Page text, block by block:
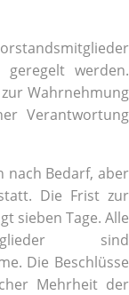
werden.
Wahrnehmung
Verantwortung
nach Bedarf, aber
Die Frist zur
sieben Tage. Alle
sind
Die Beschlüsse
Mehrheit der